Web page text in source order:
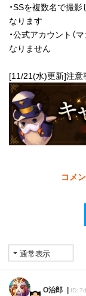
・SSを複数名で撮
なります
・公式アカウント（
なりません
[11/21(水)更新]注意
コメ
O治郎 ID: